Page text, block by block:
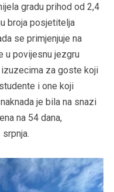
gradu prihod od 2,4
broja posjetitelja
se primjenjuje na
u povijesnu jezgru
za goste koji
i one koji
je bila na snazi
na 54 dana,